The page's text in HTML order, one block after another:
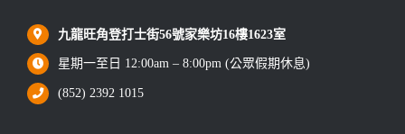
九龍旺角登打士街56號家樂坊16樓1623室
星期一至日 12:00am – 8:00pm (公眾假期休息)
(852) 2392 1015